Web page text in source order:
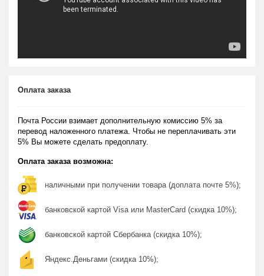
Оплата заказа
Почта России взимает дополнительную комиссию 5% за
перевод наложенного платежа. Чтобы не переплачивать эти
5% Вы можете сделать предоплату.
Оплата заказа возможна:
наличными при получении товара (доплата почте 5%);
банковской картой Visa или MasterCard (скидка 10%);
банковской картой Сбербанка (скидка 10%);
Яндекс.Деньгами (скидка 10%);